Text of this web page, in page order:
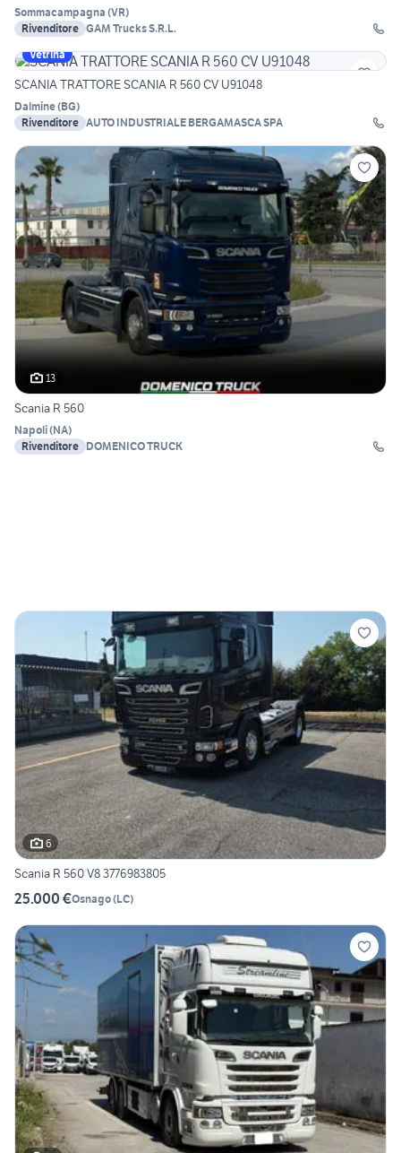
Sommacampagna (VR)
Rivenditore GAM Trucks S.R.L.
Vetrina
SCANIA TRATTORE SCANIA R 560 CV U91048
Dalmine(BG)
Rivenditore AUTO INDUSTRIALE BERGAMASCA SPA
13
Scania R 560
Napoli(NA)
Rivenditore DOMENICO TRUCK
6
Scania R 560 V8 3776983805
25.000 €Osnago(LC)